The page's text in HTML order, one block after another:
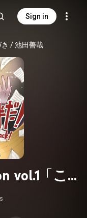
Sign in
/ 池田善哉
vol.1「これ
THE